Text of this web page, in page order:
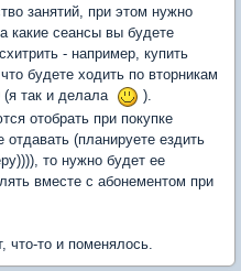
занятий, при этом нужно
какие сеансы вы будете
- например, купить
будете ходить по вторникам
(я так и делала
).
отобрать при покупке
(планируете ездить
то нужно будет ее
вместе с абонементом при
что-то и поменялось.